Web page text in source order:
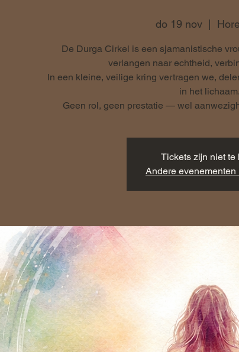
do 19 nov
De Durga Cirkel is een sjamanistische
verlangen naar echtheid,
In een kleine, veilige kring vertragen we,
in het lichaam.
Geen rol, geen prestatie — wel
Tickets zijn niet te
Andere evenementen